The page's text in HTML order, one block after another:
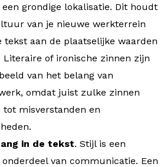
grondige lokalisatie. Dit houdt
van je nieuwe werkterrein
tekst aan de plaatselijke waarden
Literaire of ironische zinnen zijn
van het belang van
omdat juist zulke zinnen
misverstanden en
in de tekst. Stijl is een
van communicatie. Een